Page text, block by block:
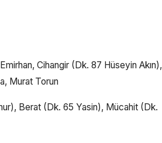
Cihangir (Dk. 87 Hüseyin Akın),
Murat Torun
Berat (Dk. 65 Yasin), Mücahit (Dk.